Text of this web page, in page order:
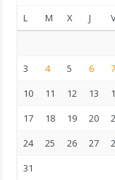
L M X J
3
4 5 6 7
10
11 12 13
17
18 19 20
24
25 26 27
31